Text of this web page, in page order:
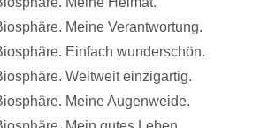
Meine Verantwortung.
Einfach wunderschön.
Weltweit einzigartig.
Meine Augenweide.